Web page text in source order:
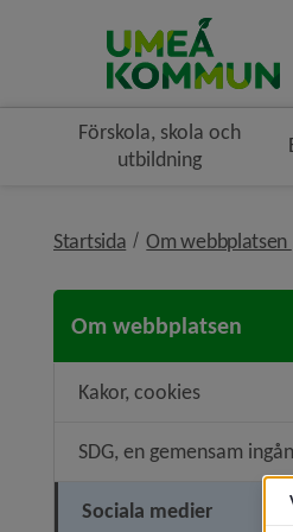
Förskola, skola och
utbildning
Startsida Om webbplatsen
Om webbplatsen
Kakor, cookies
SDG, en gemensam
Sociala medier